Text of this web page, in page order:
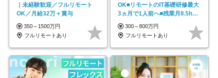
｜未経験歓迎／フルリモート
OK／月給32万＋賞与
350～1500万円
フルリモートあり
OK■リモートのIT基礎研修最大
3ヵ月で1人前へ■残業月8.5h■
安定基盤/STR
300～800万円
フルリモートあり